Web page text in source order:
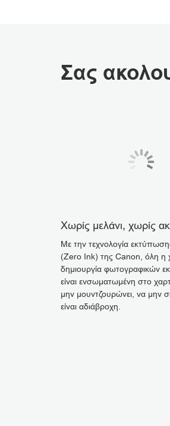
Σας
Χωρίς μελάνι, χωρίς
Με την τεχνολογία
(Zero Ink) της Canon, όλη η
δημιουργία φωτογραφικών
είναι ενσωματωμένη στο
μην μουντζουρώνει, να μην
είναι αδιάβροχη.